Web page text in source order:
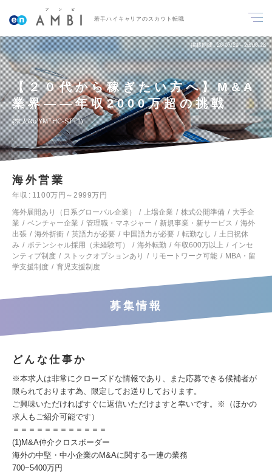
若手ハイキャリアのスカウト転職
掲載期間 26/07/29～26/08/28
【２０代から稼ぎたい方へ】M&A
業界――年収2000万超の挑戦
求人No.YMTHC-STT1
海外営業
年収
1100万円～2999万円
海外展開あり（日系グローバル企業）
上場企業 株式公開準備
大手企
業
ベンチャー企業 管理職・マネジャー 新規事業・新サービス
海外
出張
海外折衝 英語力が必要 中国語力が必要 転勤なし
土日祝休
み
ポテンシャル採用（未経験可） 海外転勤 年収600万以上
インセ
ンティブ制度
ストックオプションあり リモートワーク可能
MBA・留
学支援制度
育児支援制度
募集情報
どんな仕事か
※本求人は非常にクローズドな情報であり、また応募できる候補者が
限られております為、限定してお送りしております。
ご興味いただければすぐに返信いただけますと幸いです。※（ほかの
求人もご紹介可能です）
＝＝＝＝＝＝＝＝＝＝＝＝
(1)M&A仲介クロスボーダー
海外の中堅・中小企業のM&Aに関する一連の業務
700~5400万円